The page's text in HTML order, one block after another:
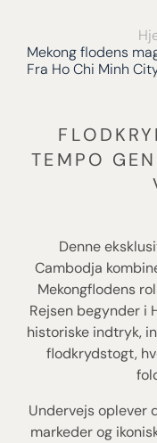
Mekong flodens
Fra Ho Chi Minh
TEMPO
Denne
Cambodja
Mekongflodens
Rejsen begynder i
historiske indtryk,
flodkrydstogt,
Undervejs oplever
markeder og